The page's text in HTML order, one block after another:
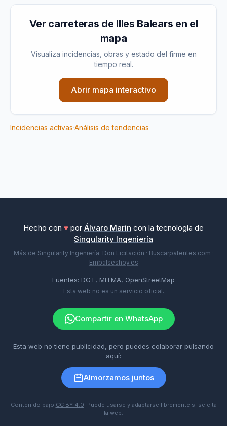
Ver carreteras de Illes Balears en el
mapa
Visualiza incidencias, obras y estado del firme en
tiempo real.
Abrir mapa interactivo
Incidencias activas·Análisis de tendencias
Hecho con ♥ por Álvaro Marín con la tecnología de
Singularity Ingeniería
Más de Singularity Ingeniería: Don Licitación · Buscarpatentes.com ·
Embalseshoy.es
Fuentes: DGT, MITMA, OpenStreetMap
Esta web no es un servicio oficial.
Compartir en WhatsApp
Esta web no tiene publicidad, pero puedes colaborar pulsando
aquí:
Almorzamos juntos
Contenido bajo CC BY 4.0. Puede usarse y adaptarse libremente si se cita
la web.